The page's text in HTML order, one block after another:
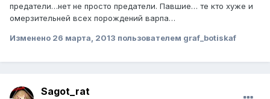
предатели…нет не просто предатели. Павшие… те кто хуже и
омерзительней всех порождений варпа…
Изменено 26 марта, 2013 пользователем graf_botiskaf
Sagot_rat